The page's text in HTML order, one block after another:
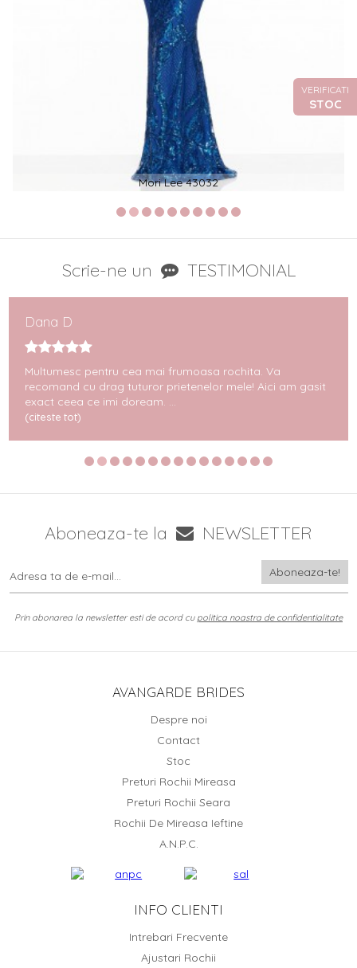
Mori Lee 43032
Scrie-ne un TESTIMONIAL
Dana D
Multumesc pentru cea mai frumoasa rochita. Va
recomand cu drag tuturor prietenelor mele! Aici am gasit
exact ceea ce imi doream. ...
(citeste tot)
Aboneaza-te la NEWSLETTER
Prin abonarea la newsletter esti de acord cu politica noastra de confidentialitate
AVANGARDE BRIDES
Despre noi
Contact
Stoc
Preturi Rochii Mireasa
Preturi Rochii Seara
Rochii De Mireasa Ieftine
A.N.P.C.
INFO CLIENTI
Intrebari Frecvente
Ajustari Rochii
VERIFICATI
STOC